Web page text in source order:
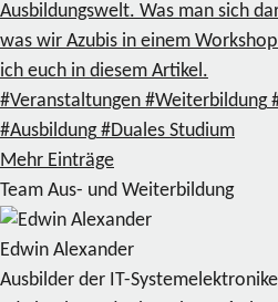
Ausbildungswelt. Was man sich
was wir Azubis in einem
ich euch in diesem Artikel.
#Veranstaltungen #Weiterbildung
#Ausbildung #Duales Studium
Mehr Einträge
Team Aus- und Weiterbildung
Edwin Alexander
Ausbilder der IT-